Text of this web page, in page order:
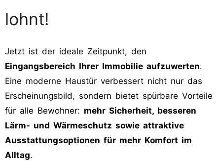
lohnt!
Jetzt ist der ideale Zeitpunkt, den
Eingangsbereich Ihrer Immobilie aufzuwerten.
Eine moderne Haustür verbessert nicht nur das
Erscheinungsbild, sondern bietet spürbare Vorteile
für alle Bewohner: mehr Sicherheit, besseren
Lärm- und Wärmeschutz sowie attraktive
Ausstattungsoptionen für mehr Komfort im
Alltag.